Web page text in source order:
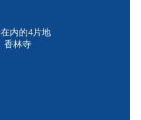
内的4片地
香林寺